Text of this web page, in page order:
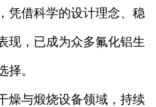
凭借科学的设计理念、稳
现，已成为众多氟化铝生
择。
燥与煅烧设备领域，持续